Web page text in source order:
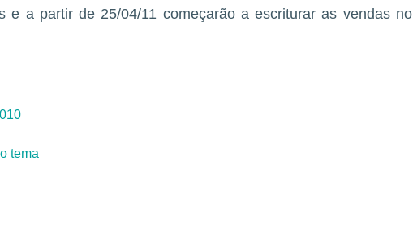
e a partir de 25/04/11 começarão a escriturar as vendas no
tema